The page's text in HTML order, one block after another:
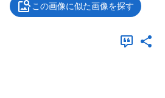
この画像に似た画像を探す